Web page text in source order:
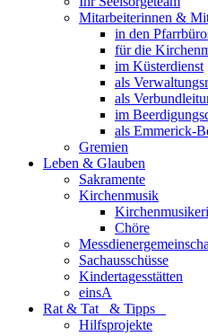
Mitarbeiterinnen &
in den
für die
im Küsterdienst
als
als
im
als Emmerick-
Gremien
Leben & Glauben
Sakramente
Kirchenmusik
Chöre
Sachausschüsse
Kindertagesstätten
einsA
Rat & Tat & Tipps
Hilfsprojekte